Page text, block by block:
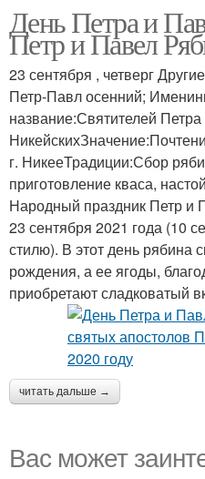
День Петра и
Петр и Павел
23 сентября , четверг
Петр-Павл осенний;
название:Святителей
г. НикееТрадиции:Сбор
приготовление кваса,
Народный праздник Петр и
23 сентября 2021 года (10
стилю). В этот день рябина
рождения, а ее ягоды,
приобретают сладковатый
читать дальше →
Вас может